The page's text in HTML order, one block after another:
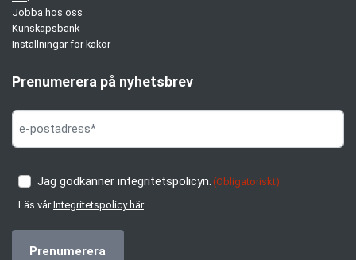
Jobba hos oss
Kunskapsbank
Inställningar för kakor
Prenumerera på nyhetsbrev
Jag godkänner integritetspolicyn. (Obligatoriskt)
Läs vårIntegritetspolicy här